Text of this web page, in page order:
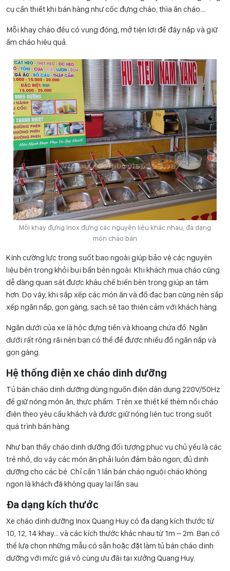
cụ cần thiết khi bán hàng như cốc đựng cháo, thìa ăn cháo….
Mỗi khay cháo đều có vung đóng, mở tiện lợi để đậy nắp và giữ
ấm cháo hiệu quả.
Mỗi khay đựng Inox đựng các nguyên liệu khác nhau, đa dạng
món cháo bán
Kính cường lực trong suốt bao ngoài giúp bảo vệ các nguyên
liệu bên trong khỏi bụi bẩn bên ngoài. Khi khách mua cháo cũng
dễ dàng quan sát được khâu chế biến bên trong giúp an tâm
hơn. Do vậy, khi sắp xếp các món ăn và đồ đạc bạn cũng nên sắp
xếp ngăn nắp, gọn gàng, sạch sẽ tạo thiện cảm với khách hàng.
Ngăn dưới của xe là hộc đựng tiền và khoang chứa đồ. Ngăn
dưới rất rộng rãi nên bạn có thể để được nhiều đồ ngăn nắp và
gọn gàng.
Hệ thống điện xe cháo dinh dưỡng
Tủ bán cháo dinh dưỡng dùng nguồn điện dân dụng 220V/50Hz
để giữ nóng món ăn, thực phẩm. Trên xe thiết kế thêm nồi cháo
điện theo yêu cầu khách và được giữ nóng liên tục trong suốt
quá trình bán hàng.
Như bạn thấy cháo dinh dưỡng đối tượng phục vụ chủ yếu là các
trẻ nhỏ, do vậy các món ăn phải luôn đảm bảo ngon, đủ dinh
dưỡng cho các bé. Chỉ cần 1 lần bán cháo nguội cháo không
ngon là khách đã không quay lại lần sau.
Đa dạng kích thước
Xe cháo dinh dưỡng Inox Quang Huy có đa dạng kích thước từ
10, 12, 14 khay… và các kích thước khác nhau từ 1m – 2m. Bạn có
thể lựa chọn những mẫu có sẵn hoặc đặt làm tủ bán cháo dinh
dưỡng với mức giá vô cùng ưu đãi tại xưởng Quang Huy.